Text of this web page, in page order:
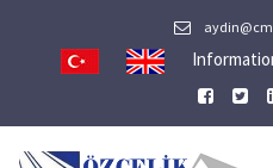
content